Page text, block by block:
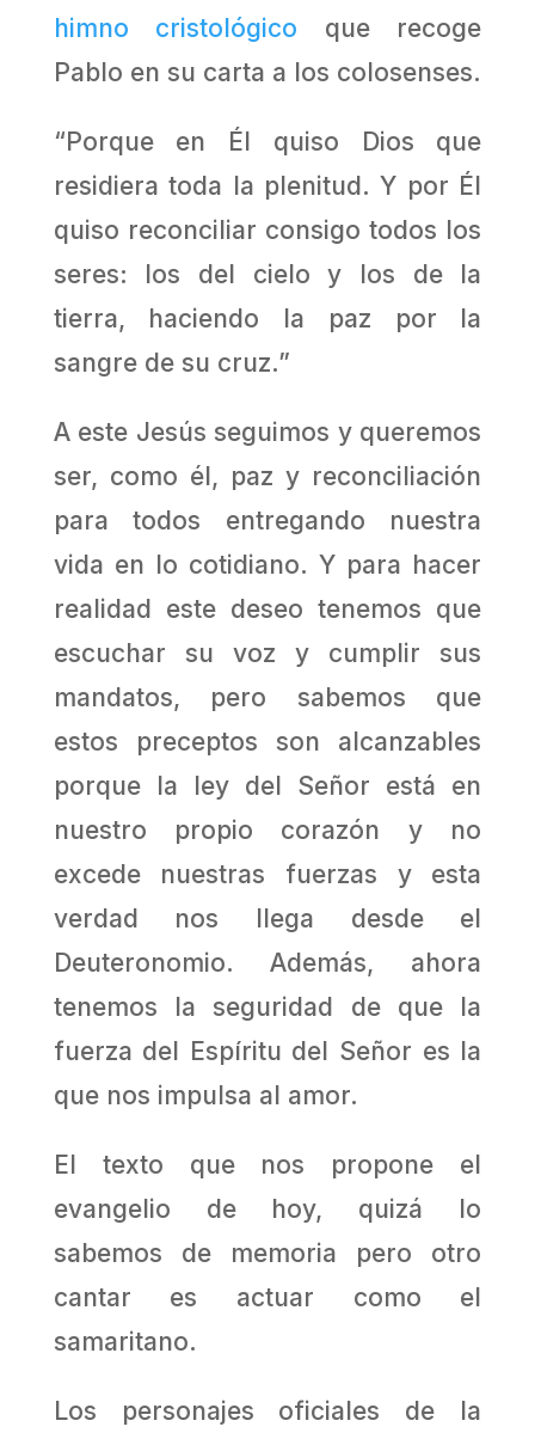
himno cristológico que recoge
Pablo en su carta a los colosenses.
“Porque en Él quiso Dios que
residiera toda la plenitud. Y por Él
quiso reconciliar consigo todos los
seres: los del cielo y los de la
tierra, haciendo la paz por la
sangre de su cruz.”
A este Jesús seguimos y queremos
ser, como él, paz y reconciliación
para todos entregando nuestra
vida en lo cotidiano. Y para hacer
realidad este deseo tenemos que
escuchar su voz y cumplir sus
mandatos, pero sabemos que
estos preceptos son alcanzables
porque la ley del Señor está en
nuestro propio corazón y no
excede nuestras fuerzas y esta
verdad nos llega desde el
Deuteronomio. Además, ahora
tenemos la seguridad de que la
fuerza del Espíritu del Señor es la
que nos impulsa al amor.
El texto que nos propone el
evangelio de hoy, quizá lo
sabemos de memoria pero otro
cantar es actuar como el
samaritano.
Los personajes oficiales de la